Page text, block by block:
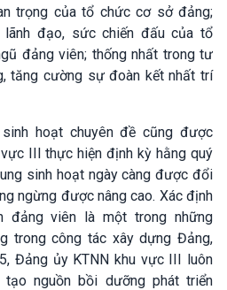
trọng của tổ chức cơ sở đảng;
lãnh đạo, sức chiến đấu của tổ
đảng viên; thống nhất trong tư
tăng cường sự đoàn kết nhất trí
hoạt chuyên đề cũng được
III thực hiện định kỳ hằng quý
sinh hoạt ngày càng được đổi
ngừng được nâng cao. Xác định
đảng viên là một trong những
trong công tác xây dựng Đảng,
Đảng ủy KTNN khu vực III luôn
nguồn bồi dưỡng phát triển